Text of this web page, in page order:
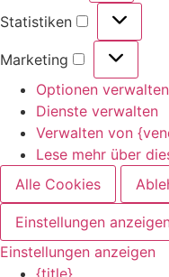
Statistiken
Marketing
Optionen verwalten
Dienste verwalten
Verwalten von
Lese mehr über
Alle Cookies
Einstellungen
Einstellungen anzeigen
{title}